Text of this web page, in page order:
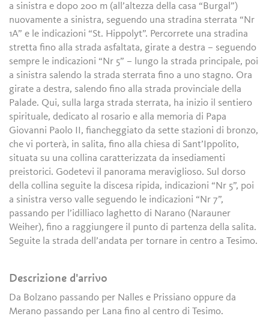
a sinistra e dopo 200 m (all’altezza della casa “Burgal”)
nuovamente a sinistra, seguendo una stradina sterrata “Nr
1A” e le indicazioni “St. Hippolyt”. Percorrete una stradina
stretta fino alla strada asfaltata, girate a destra – seguendo
sempre le indicazioni “Nr 5” – lungo la strada principale, poi
a sinistra salendo la strada sterrata fino a uno stagno. Ora
girate a destra, salendo fino alla strada provinciale della
Palade. Qui, sulla larga strada sterrata, ha inizio il sentiero
spirituale, dedicato al rosario e alla memoria di Papa
Giovanni Paolo II, fiancheggiato da sette stazioni di bronzo,
che vi porterà, in salita, fino alla chiesa di Sant’Ippolito,
situata su una collina caratterizzata da insediamenti
preistorici. Godetevi il panorama meraviglioso. Sul dorso
della collina seguite la discesa ripida, indicazioni “Nr 5”, poi
a sinistra verso valle seguendo le indicazioni “Nr 7”,
passando per l’idilliaco laghetto di Narano (Narauner
Weiher), fino a raggiungere il punto di partenza della salita.
Seguite la strada dell’andata per tornare in centro a Tesimo.
Descrizione d'arrivo
Da Bolzano passando per Nalles e Prissiano oppure da
Merano passando per Lana fino al centro di Tesimo.